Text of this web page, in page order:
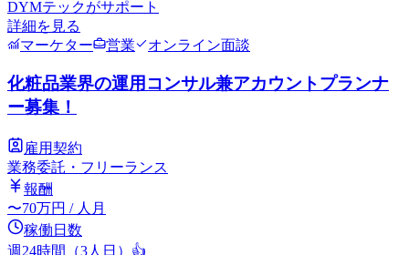
DYMテックがサポート
詳細を見る
マーケター
営業 オンライン面談
化粧品業界の運用コンサル兼アカウントプランナ
ー募集！
雇用契約
業務委託・フリーランス
報酬
〜70万円 / 人月
稼働日数
週24時間（3人日） 👍